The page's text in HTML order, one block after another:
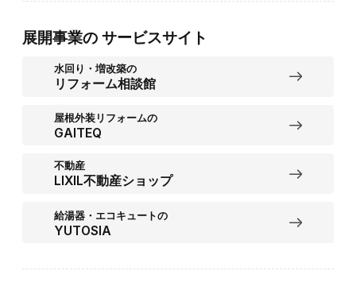
展開事業の サービスサイト
水回り・増改築の
リフォーム相談館
屋根外装リフォームの
GAITEQ
不動産
LIXIL不動産ショップ
給湯器・エコキュートの
YUTOSIA